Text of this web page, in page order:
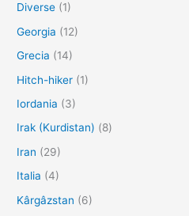
Diverse (1)
Georgia (12)
Grecia (14)
Hitch-hiker (1)
Iordania (3)
Irak (Kurdistan) (8)
Iran (29)
Italia (4)
Kârgâzstan (6)